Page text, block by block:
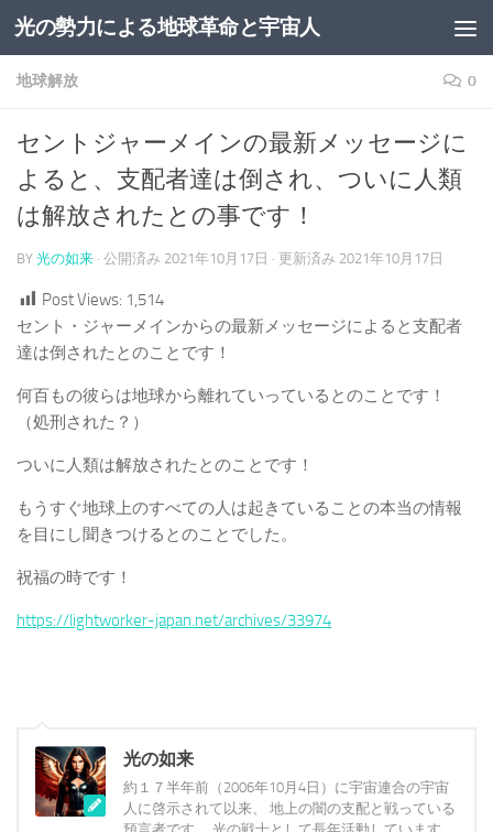
コンテンツへスキップ
光の勢力による地球革命と宇宙人
地球解放 0
セントジャーメインの最新メッセージに
よると、支配者達は倒され、ついに人類
は解放されたとの事です！
BY 光の如来 · 公開済み 2021年10月17日 · 更新済み 2021年10月17日
Post Views: 1,514
セント・ジャーメインからの最新メッセージによると支配者
達は倒されたとのことです！
何百もの彼らは地球から離れていっているとのことです！
（処刑された？）
ついに人類は解放されたとのことです！
もうすぐ地球上のすべての人は起きていることの本当の情報
を目にし聞きつけるとのことでした。
祝福の時です！
https://lightworker-japan.net/archives/33974
光の如来
約１７半年前（2006年10月4日）に宇宙連合の宇宙
人に啓示されて以来、 地上の闇の支配と戦っている